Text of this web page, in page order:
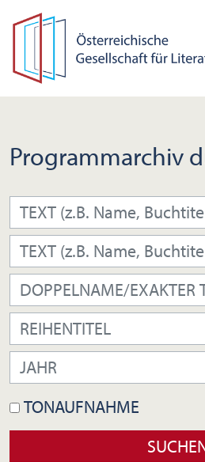
Programmarchiv
TONAUFNAHME